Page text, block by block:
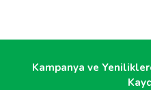
Kampanya ve